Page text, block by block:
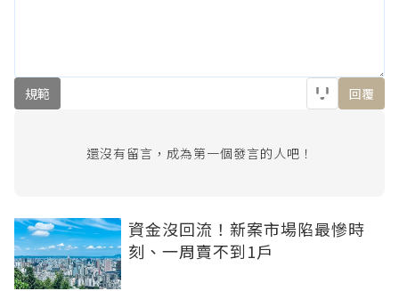
規範 回覆
還沒有留言，成為第一個發言的人吧！
資金沒回流！新案市場陷最慘時
刻、一周賣不到1戶